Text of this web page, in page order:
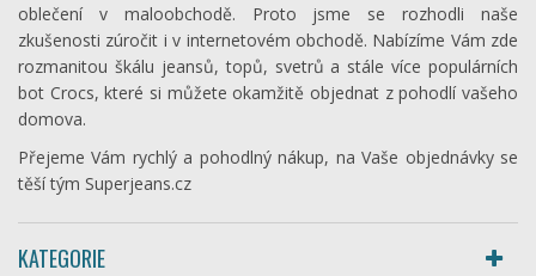
oblečení v maloobchodě. Proto jsme se rozhodli naše
zkušenosti zúročit i v internetovém obchodě. Nabízíme Vám zde
rozmanitou škálu jeansů, topů, svetrů a stále více populárních
bot Crocs, které si můžete okamžitě objednat z pohodlí vašeho
domova.
Přejeme Vám rychlý a pohodlný nákup, na Vaše objednávky se
těší tým Superjeans.cz
KATEGORIE